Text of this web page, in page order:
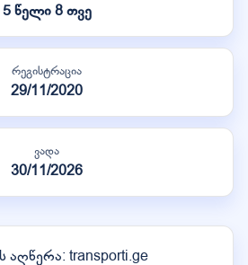
5 წელი 8 თვე
რეგისტრაცია
29/11/2020
ვადა
30/11/2026
აღწერა: transporti.ge